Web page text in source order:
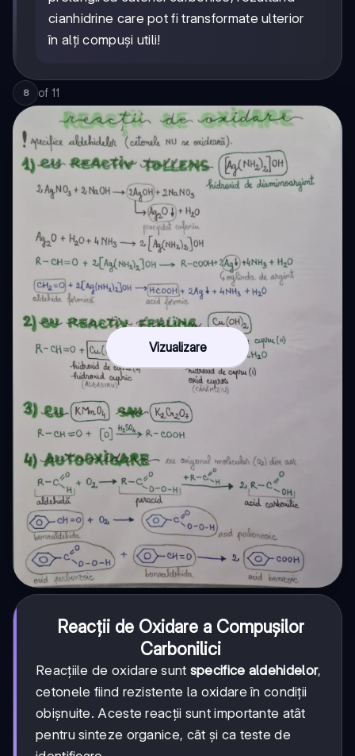
cianhidrine care pot fi transformate ulterior
în alți compuși utili!
8 of 11
Vizualizare
Reacții de Oxidare a Compușilor
Carbonilici
Reacțiile de oxidare sunt specifice aldehidelor,
cetonele fiind rezistente la oxidare în condiții
obișnuite. Aceste reacții sunt importante atât
pentru sinteze organice, cât și ca teste de